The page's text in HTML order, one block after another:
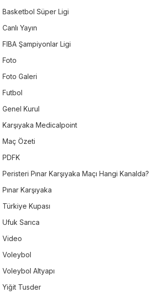
Basketbol Süper Ligi
Canlı Yayın
FIBA Şampiyonlar Ligi
Foto
Foto Galeri
Futbol
Genel Kurul
Karşıyaka Medicalpoint
Maç Özeti
PDFK
Peristeri Pınar Karşıyaka Maçı Hangi Kanalda?
Pınar Karşıyaka
Türkiye Kupası
Ufuk Sarıca
Video
Voleybol
Voleybol Altyapı
Yiğit Tusder